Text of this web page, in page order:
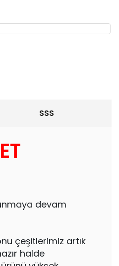
SSS
devam
çeşitlerimiz artık
halde